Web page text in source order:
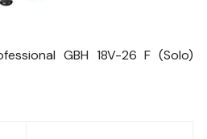
GBH 18V-26 F (Solo)